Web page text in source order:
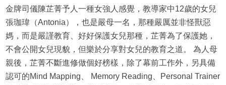
金牌司儀陳芷菁予人一種女強人感覺，教導家中12歲的女兒
張珈瑋（Antonia），也是嚴母一名，那種嚴厲並非怪獸惡
媽，而是嚴謹教育、好好保護女兒那種，芷菁為了保護她，
不會公開女兒現貌，但樂於分享對女兒的教育之道。 為人母
親後，芷菁不斷進修做個好榜樣，除了幕前工作外，另具備
認可的Mind Mapping、 Memory Reading、Personal Trainer